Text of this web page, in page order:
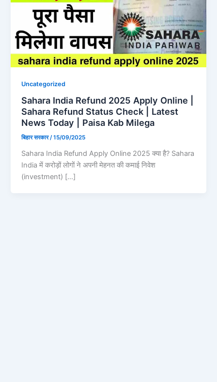
Uncategorized
Sahara India Refund 2025 Apply Online |
Sahara Refund Status Check | Latest
News Today | Paisa Kab Milega
बिहार सरकार/15/09/2025
Sahara India Refund Apply Online 2025 क्या है? Sahara
India में करोड़ों लोगों ने अपनी मेहनत की कमाई निवेश
(investment) […]